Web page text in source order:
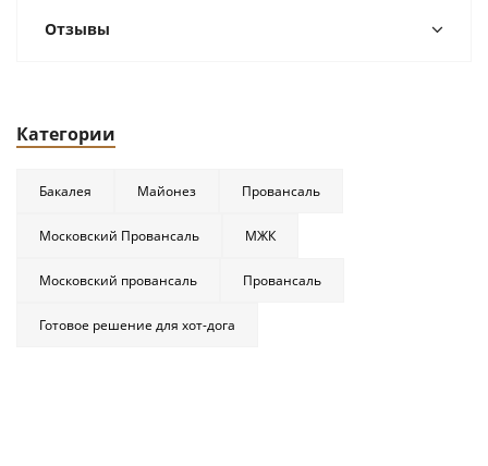
Отзывы
Категории
Бакалея Майонез Провансаль
Московский Провансаль МЖК
Московский провансаль Провансаль
Готовое решение для хот-дога